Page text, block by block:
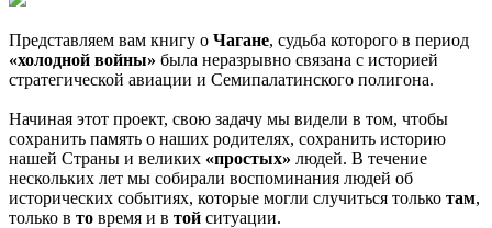
Представляем вам книгу о Чагане, судьба которого в период
«холодной войны» была неразрывно связана с историей
стратегической авиации и Семипалатинского полигона.
Начиная этот проект, свою задачу мы видели в том, чтобы
сохранить память о наших родителях, сохранить историю
нашей Страны и великих «простых» людей. В течение
нескольких лет мы собирали воспоминания людей об
исторических событиях, которые могли случиться только там,
только в то время и в той ситуации.